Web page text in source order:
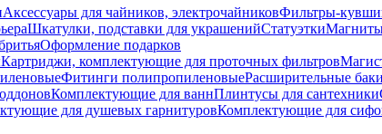
Аксессуары для чайников, электрочайниковФильтры-
Шкатулки, подставки для украшенийСтатуэтки
Оформление подарков
Картриджи, комплектующие для проточных фильтров
Фитинги полипропиленовыеРасширительные
Комплектующие для ваннПлинтусы для сантехники
для душевых гарнитуровКомплектующие для